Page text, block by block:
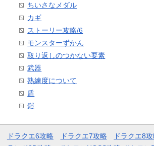
ちいさなメダル
カギ
ストーリー攻略/6
モンスターずかん
取り返しのつかない要素
武器
熟練度について
盾
鎧
ドラクエ6攻略 ドラクエ7攻略 ドラクエ8